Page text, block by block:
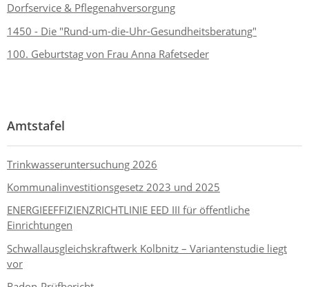
Dorfservice & Pflegenahversorgung
1450 - Die "Rund-um-die-Uhr-Gesundheitsberatung"
100. Geburtstag von Frau Anna Rafetseder
Amtstafel
Trinkwasseruntersuchung 2026
Kommunalinvestitionsgesetz 2023 und 2025
ENERGIEEFFIZIENZRICHTLINIE EED III für öffentliche
Einrichtungen
Schwallausgleichskraftwerk Kolbnitz – Variantenstudie liegt
vor